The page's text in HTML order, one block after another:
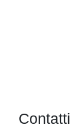
Contatti